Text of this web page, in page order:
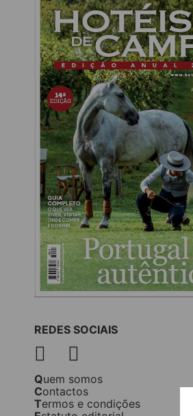
REDES SOCIAIS
Quem somos
Contactos
Termos e condições